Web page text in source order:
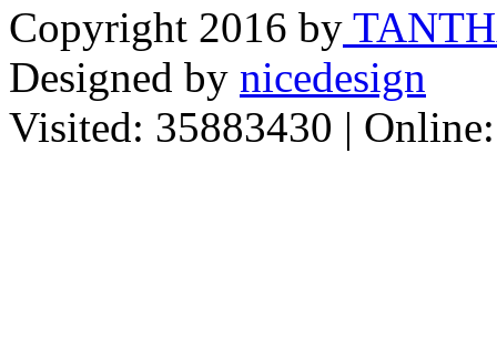
Copyright 2016 by
Designed by nicedesign
Visited: 35883430 |